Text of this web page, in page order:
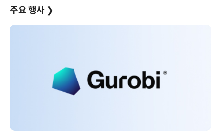
주요 행사 ❯